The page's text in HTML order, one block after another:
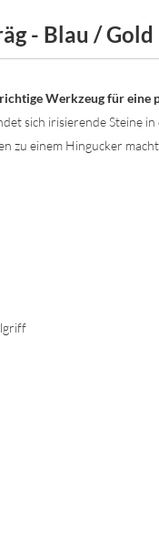
- Blau / Gold
Werkzeug für eine
sich irisierende Steine
zu einem Hingucker macht